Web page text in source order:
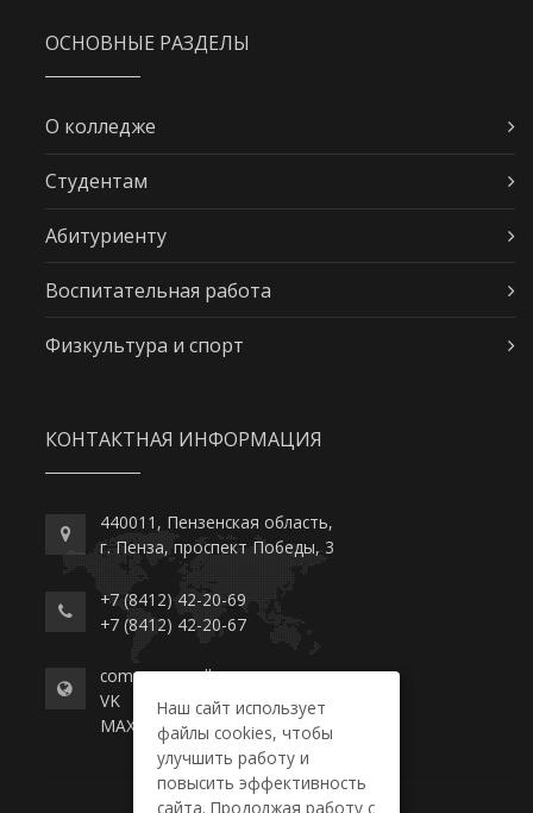
ОСНОВНЫЕ РАЗДЕЛЫ
О колледже
Студентам
Абитуриенту
Воспитательная работа
Физкультура и спорт
КОНТАКТНАЯ ИНФОРМАЦИЯ
440011, Пензенская область,
г. Пенза, проспект Победы, 3
+7 (8412) 42-20-69
+7 (8412) 42-20-67
commerce-college.ru
VK
MAX
Наш сайт использует
файлы cookies, чтобы
улучшить работу и
повысить эффективность
сайта. Продолжая работу с